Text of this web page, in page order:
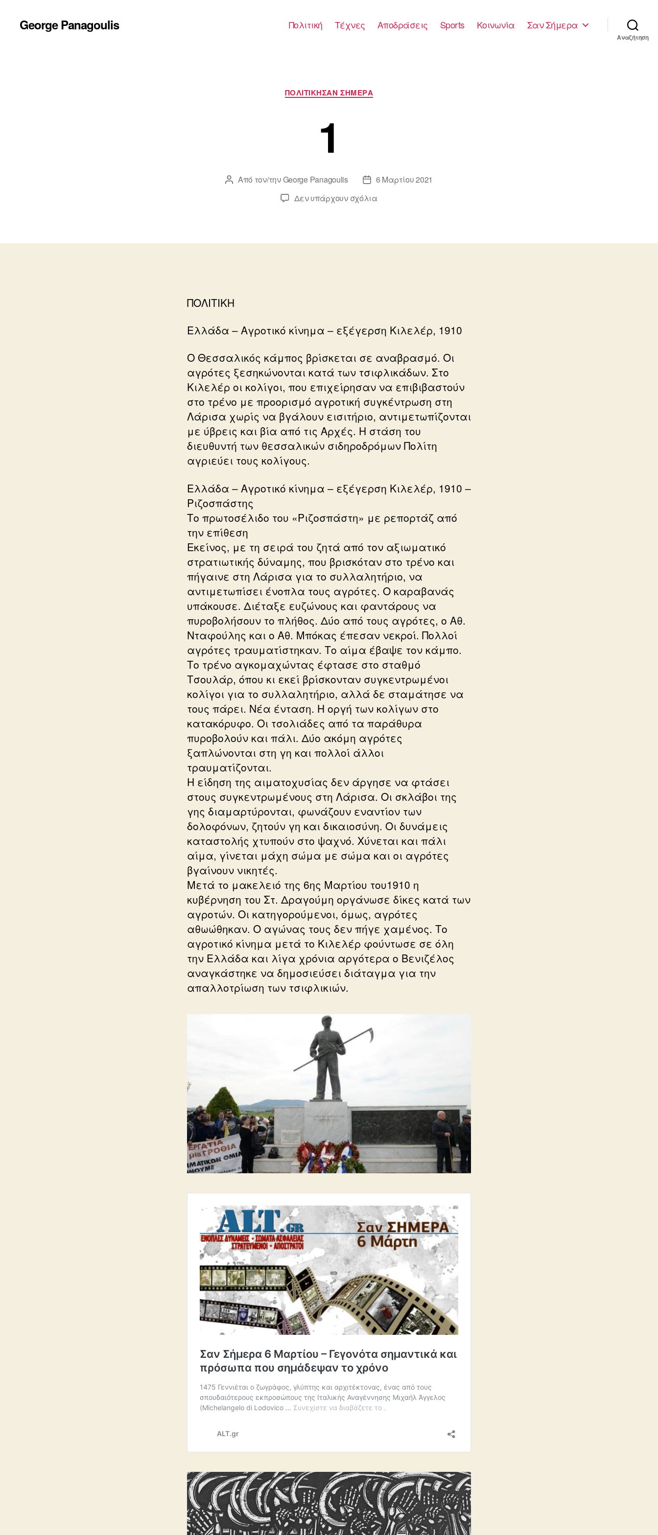
George Panagoulis Πολιτική Τέχνες Αποδράσεις Sports Κοινωνία Σαν Σήμερα
Αναζήτηση
Κατηγορίες
ΠΟΛΙΤΙΚΗΣΑΝ ΣΗΜΕΡΑ
1
Συντάκτης
Από τον/τηνGeorge Panagoulis
Ημ.6 Μαρτίου 2021
Δεν υπάρχουν σχόλιαστο
ΠΟΛΙΤΙΚΗ
Ελλάδα – Αγροτικό κίνημα – εξέγερση Κιλελέρ, 1910
Ο Θεσσαλικός κάμπος βρίσκεται σε αναβρασμό. Οι
αγρότες ξεσηκώνονται κατά των τσιφλικάδων. Στο
Κιλελέρ οι κολίγοι, που επιχείρησαν να επιβιβαστούν
στο τρένο με προορισμό αγροτική συγκέντρωση στη
Λάρισα χωρίς να βγάλουν εισιτήριο, αντιμετωπίζονται
με ύβρεις και βία από τις Αρχές. Η στάση του
διευθυντή των θεσσαλικών σιδηροδρόμων Πολίτη
αγριεύει τους κολίγους.
Ελλάδα – Αγροτικό κίνημα – εξέγερση Κιλελέρ, 1910 –
Ριζοσπάστης
Το πρωτοσέλιδο του «Ριζοσπάστη» με ρεπορτάζ από
την επίθεση
Εκείνος, με τη σειρά του ζητά από τον αξιωματικό
στρατιωτικής δύναμης, που βρισκόταν στο τρένο και
πήγαινε στη Λάρισα για το συλλαλητήριο, να
αντιμετωπίσει ένοπλα τους αγρότες. Ο καραβανάς
υπάκουσε. Διέταξε ευζώνους και φαντάρους να
πυροβολήσουν το πλήθος. Δύο από τους αγρότες, ο Αθ.
Νταφούλης και ο Αθ. Μπόκας έπεσαν νεκροί. Πολλοί
αγρότες τραυματίστηκαν. Το αίμα έβαψε τον κάμπο.
Το τρένο αγκομαχώντας έφτασε στο σταθμό
Τσουλάρ, όπου κι εκεί βρίσκονταν συγκεντρωμένοι
κολίγοι για το συλλαλητήριο, αλλά δε σταμάτησε να
τους πάρει. Νέα ένταση. Η οργή των κολίγων στο
κατακόρυφο. Οι τσολιάδες από τα παράθυρα
πυροβολούν και πάλι. Δύο ακόμη αγρότες
ξαπλώνονται στη γη και πολλοί άλλοι
τραυματίζονται.
Η είδηση της αιματοχυσίας δεν άργησε να φτάσει
στους συγκεντρωμένους στη Λάρισα. Οι σκλάβοι της
γης διαμαρτύρονται, φωνάζουν εναντίον των
δολοφόνων, ζητούν γη και δικαιοσύνη. Οι δυνάμεις
καταστολής χτυπούν στο ψαχνό. Χύνεται και πάλι
αίμα, γίνεται μάχη σώμα με σώμα και οι αγρότες
βγαίνουν νικητές.
Μετά το μακελειό της 6ης Μαρτίου του1910 η
κυβέρνηση του Στ. Δραγούμη οργάνωσε δίκες κατά των
αγροτών. Οι κατηγορούμενοι, όμως, αγρότες
αθωώθηκαν. Ο αγώνας τους δεν πήγε χαμένος. Το
αγροτικό κίνημα μετά το Κιλελέρ φούντωσε σε όλη
την Ελλάδα και λίγα χρόνια αργότερα ο Βενιζέλος
αναγκάστηκε να δημοσιεύσει διάταγμα για την
απαλλοτρίωση των τσιφλικιών.